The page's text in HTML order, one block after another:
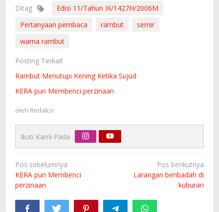
Ditag
Edisi 11/Tahun IX/1427H/2006M
Pertanyaan pembaca
rambut
semir
warna rambut
Posting Terkait
Rambut Menutupi Kening Ketika Sujud
KERA pun Membenci perzinaan
oleh Redaksi
Ikuti Kami Pada
Navigasi
pos
Pos sebelumnya
KERA pun Membenci
perzinaan
Pos berikutnya
Larangan beribadah di
kuburan